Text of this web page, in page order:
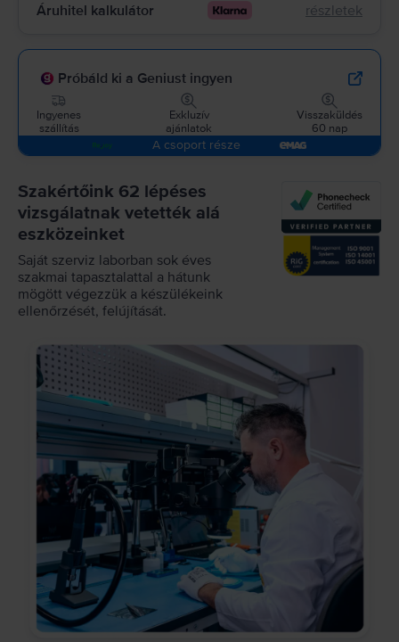
Áruhitel kalkulátor részletek
Próbáld ki a Geniust ingyen
Ingyenes
szállítás
Exkluzív
ajánlatok
Visszaküldés
60 nap
A csoport része
Szakértőink 62 lépéses
vizsgálatnak vetették alá
eszközeinket
Saját szerviz laborban sok éves
szakmai tapasztalattal a hátunk
mögött végezzük a készülékeink
ellenőrzését, felújítását.